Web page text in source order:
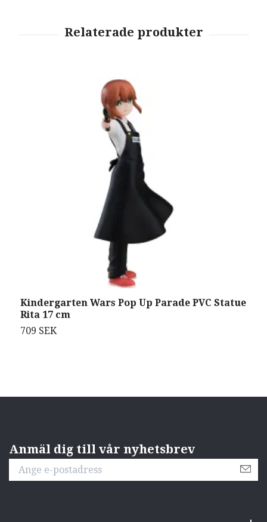
Kindergarten Wars Pop Up Parade PVC Statue
Rita 17 cm
709 SEK
Anmäl dig till vår nyhetsbrev